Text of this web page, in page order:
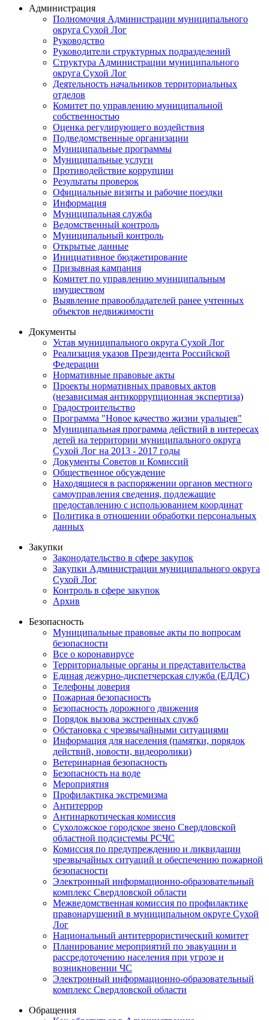
Администрация
Полномочия Администрации муниципального
округа Сухой Лог
Руководство
Руководители структурных подразделений
Структура Администрации муниципального
округа Сухой Лог
Деятельность начальников территориальных
отделов
Комитет по управлению муниципальной
собственностью
Оценка регулирующего воздействия
Подведомственные организации
Муниципальные программы
Муниципальные услуги
Противодействие коррупции
Результаты проверок
Официальные визиты и рабочие поездки
Информация
Муниципальная служба
Ведомственный контроль
Муниципальный контроль
Открытые данные
Инициативное бюджетирование
Призывная кампания
Комитет по управлению муниципальным
имуществом
Выявление правообладателей ранее учтенных
объектов недвижимости
Документы
Устав муниципального округа Сухой Лог
Реализация указов Президента Российской
Федерации
Нормативные правовые акты
Проекты нормативных правовых актов
(независимая антикоррупционная экспертиза)
Градостроительство
Программа "Новое качество жизни уральцев"
Муниципальная программа действий в интересах
детей на территории муниципального округа
Сухой Лог на 2013 - 2017 годы
Документы Советов и Комиссий
Общественное обсуждение
Находящиеся в распоряжении органов местного
самоуправления сведения, подлежащие
предоставлению с использованием координат
Политика в отношении обработки персональных
данных
Закупки
Законодательство в сфере закупок
Закупки Администрации муниципального округа
Сухой Лог
Контроль в сфере закупок
Архив
Безопасность
Муниципальные правовые акты по вопросам
безопасности
Все о коронавирусе
Территориальные органы и представительства
Единая дежурно-диспетчерская служба (ЕДДС)
Телефоны доверия
Пожарная безопасность
Безопасность дорожного движения
Порядок вызова экстренных служб
Обстановка с чрезвычайными ситуациями
Информация для населения (памятки, порядок
действий, новости, видеоролики)
Ветеринарная безопасность
Безопасность на воде
Мероприятия
Профилактика экстремизма
Антитеррор
Антинаркотическая комиссия
Сухоложское городское звено Свердловской
областной подсистемы РСЧС
Комиссия по предупреждению и ликвидации
чрезвычайных ситуаций и обеспечению пожарной
безопасности
Электронный информационно-образовательный
комплекс Cвердловской области
Межведомственная комиссия по профилактике
правонарушений в муниципальном округе Сухой
Лог
Национальный антитеррористический комитет
Планирование мероприятий по эвакуации и
рассредоточению населения при угрозе и
возникновении ЧС
Электронный информационно-образовательный
комплекс Свердловской области
Обращения